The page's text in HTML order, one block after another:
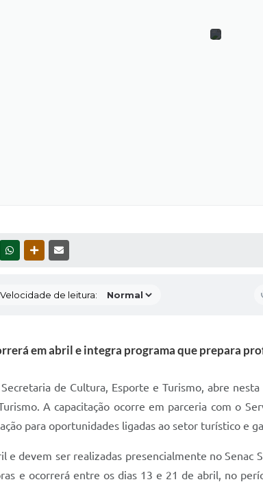
WHATSAPPOUTRAS MÍDIAS
Velocidade de leitura:
em abril e integra programa que prepara
de Cultura, Esporte e Turismo, abre
A capacitação ocorre em parceria com o
para oportunidades ligadas ao setor turístico e
e devem ser realizadas presencialmente no Senac
e ocorrerá entre os dias 13 e 21 de abril, no